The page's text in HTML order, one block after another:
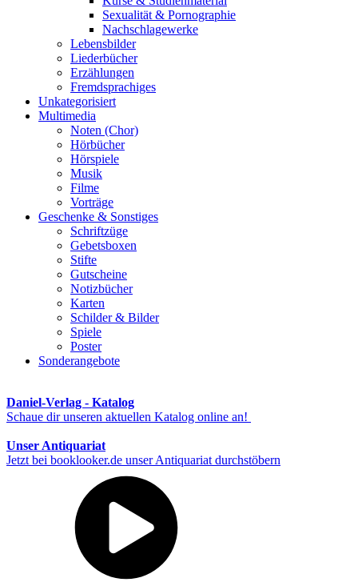
Sexualität & Pornographie
Nachschlagewerke
Lebensbilder
Liederbücher
Erzählungen
Fremdsprachiges
Unkategorisiert
Multimedia
Noten (Chor)
Hörbücher
Hörspiele
Musik
Filme
Vorträge
Geschenke & Sonstiges
Schriftzüge
Gebetsboxen
Stifte
Gutscheine
Notizbücher
Karten
Schilder & Bilder
Spiele
Poster
Sonderangebote
Daniel-Verlag - Katalog
Schaue dir unseren aktuellen Katalog online an!
Unser Antiquariat
Jetzt bei booklooker.de unser Antiquariat durchstöbern